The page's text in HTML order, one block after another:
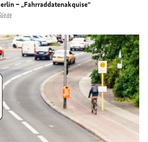
– „Fahrraddatenakquise“